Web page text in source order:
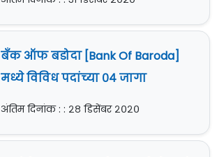
बँक ऑफ बडोदा [Bank Of Baroda]
मध्ये विविध पदांच्या ०४ जागा
अंतिम दिनांक : : २८ डिसेंबर २०२०